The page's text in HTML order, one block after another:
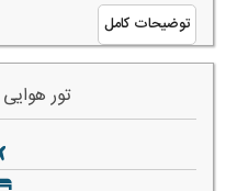
توضیحات کامل
تور هوایی